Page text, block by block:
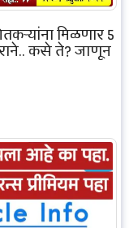
मिळणार 5
कसे ते? जाणून